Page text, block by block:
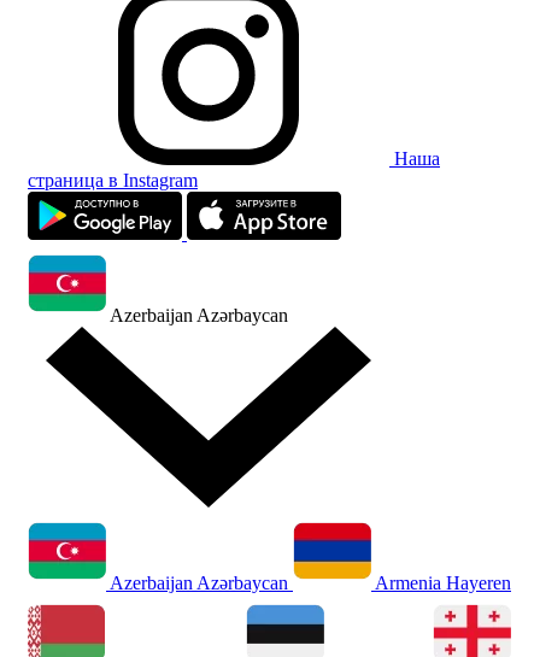
Наша
страница в Instagram
Azerbaijan Azərbaycan
Azerbaijan Azərbaycan Armenia Hayeren